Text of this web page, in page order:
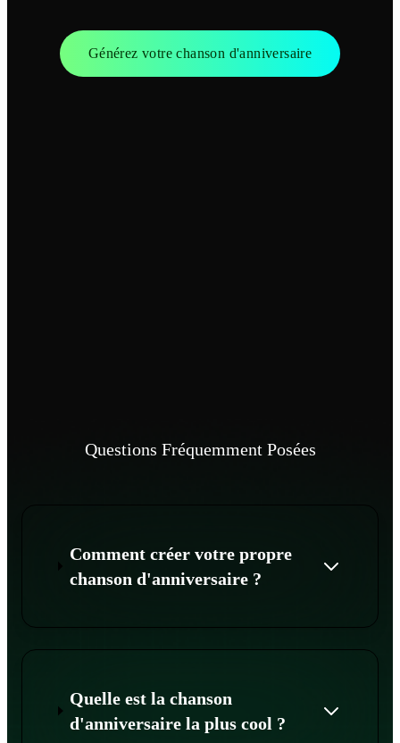
Générez votre chanson d'anniversaire
Questions Fréquemment Posées
Comment créer votre propre
chanson d'anniversaire ?
Quelle est la chanson
d'anniversaire la plus cool ?